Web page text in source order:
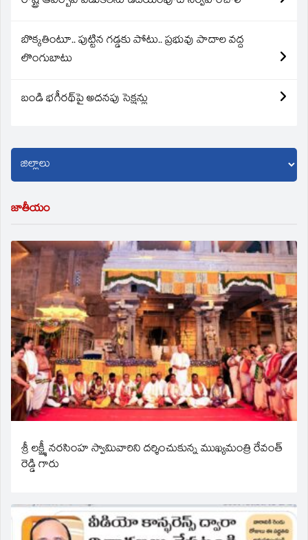
బొక్కతింటూ.. పుట్టిన గడ్డకు పోటు.. ప్రభువు పాదాల వద్ద
లొంగుబాటు
బండి భగీరథ్‌పై అదనపు సెక్షన్లు
జాతీయం
శ్రీ లక్ష్మీ నరసింహ స్వామివారిని దర్శించుకున్న ముఖ్యమంత్రి రేవంత్
రెడ్డి గారు